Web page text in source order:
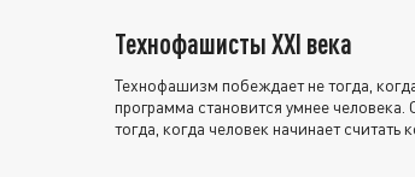
Технофашисты XXI века
Технофашизм побеждает не тогда,
программа становится умнее
тогда, когда человек начинает считать